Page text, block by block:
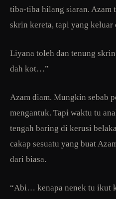
tiba-tiba hilang siaran. Azam
skrin kereta, tapi yang keluar
Liyana toleh dan tenung
dah kot…”
Azam diam. Mungkin sebab
mengantuk. Tapi waktu tu
tengah baring di kerusi
cakap sesuatu yang buat
dari biasa.
“Abi… kenapa nenek tu ikut